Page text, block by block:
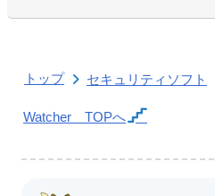
トップ セキュリティソフト
Watcher TOPへ